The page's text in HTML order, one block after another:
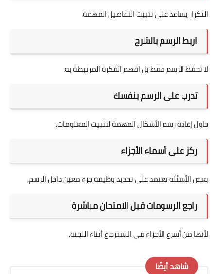
التكرار يساعد على تثبيت التفاصيل المهمة.
اربط الرسم بالشرح
لا تحفظ الرسم فقط بل افهم الفكرة المرتبطة به.
تدرب على الرسم بنفسك
حاول إعادة رسم الأشكال المهمة لتثبيت المعلومات.
ركز على أسماء الأجزاء
بعض الأسئلة تعتمد على تحديد وظيفة جزء معين داخل الرسم.
راجع الرسومات قبل الامتحان مباشرة
لأنها من أسرع الأجزاء في الاسترجاع أثناء اللجنة.
شاهد أيضًا